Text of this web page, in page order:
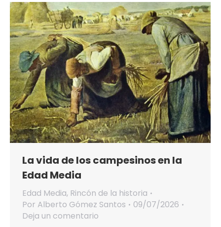
La vida de los campesinos en la
Edad Media
Edad Media, Rincón de la historia
Por Alberto Gómez Santos
09/07/2026
Deja un comentario